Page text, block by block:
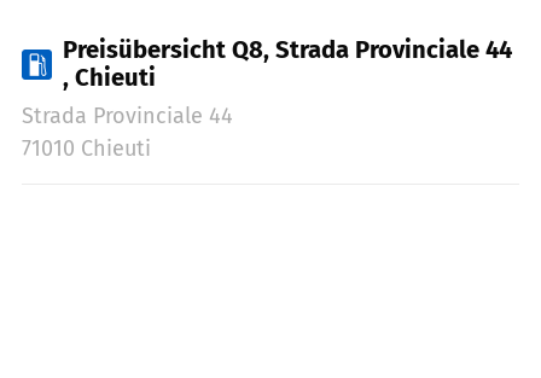
Preisübersicht Q8, Strada Provinciale 44
, Chieuti
Strada Provinciale 44
71010 Chieuti